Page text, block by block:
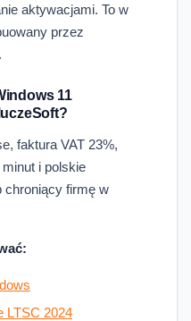
aktywacjami. To w
przez
11
faktura VAT 23%,
i polskie
firmę w
LTSC 2024